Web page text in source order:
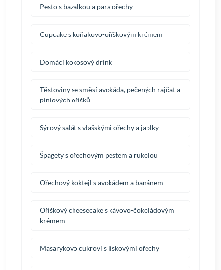
Pesto s bazalkou a para ořechy
Cupcake s koňakovo-oříškovým krémem
Domácí kokosový drink
Těstoviny se směsí avokáda, pečených rajčat a
piniových oříšků
Sýrový salát s vlašskými ořechy a jablky
Špagety s ořechovým pestem a rukolou
Ořechový koktejl s avokádem a banánem
Oříškový cheesecake s kávovo-čokoládovým
krémem
Masarykovo cukroví s lískovými ořechy